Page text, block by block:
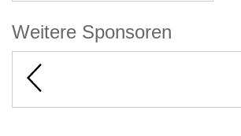
Weitere Sponsoren